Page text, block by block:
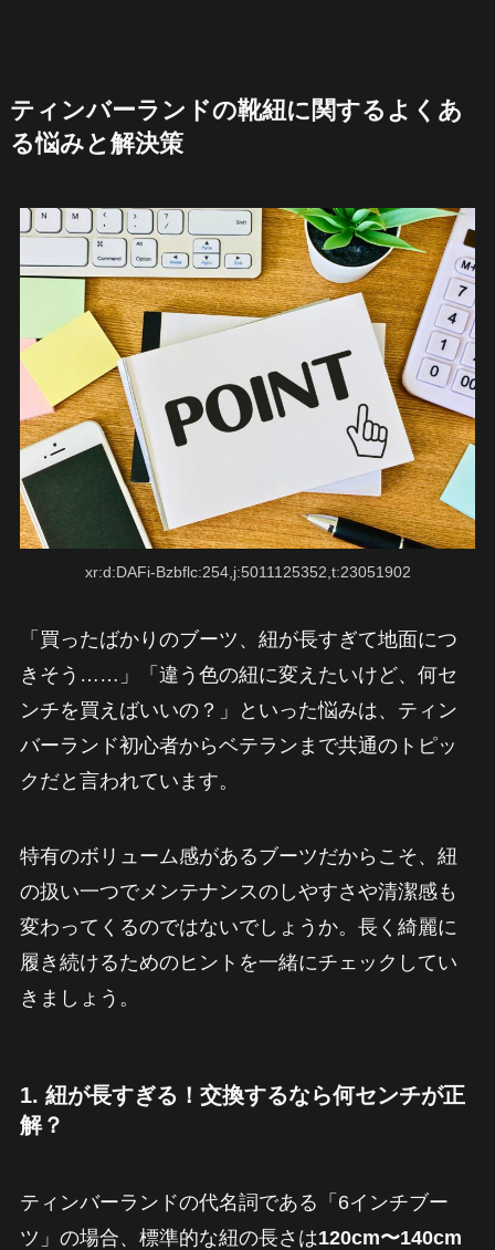
ティンバーランドの靴紐に関するよくあ
る悩みと解決策
xr:d:DAFi-Bzbflc:254,j:5011125352,t:23051902
「買ったばかりのブーツ、紐が長すぎて地面につ
きそう……」「違う色の紐に変えたいけど、何セ
ンチを買えばいいの？」といった悩みは、ティン
バーランド初心者からベテランまで共通のトピッ
クだと言われています。
特有のボリューム感があるブーツだからこそ、紐
の扱い一つでメンテナンスのしやすさや清潔感も
変わってくるのではないでしょうか。長く綺麗に
履き続けるためのヒントを一緒にチェックしてい
きましょう。
1. 紐が長すぎる！交換するなら何センチが正
解？
ティンバーランドの代名詞である「6インチブー
ツ」の場合、標準的な紐の長さは120cm〜140cm